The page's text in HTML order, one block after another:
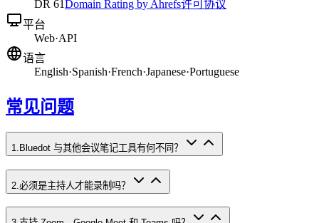
DR 61Domain Rating by Ahrefs许可协议
平台
Web·API
语言
English·Spanish·French·Japanese·Portuguese
常见问题
1 Bluedot 与其他会议笔记工具有何不同？
2 必须是主持人才能录制吗？